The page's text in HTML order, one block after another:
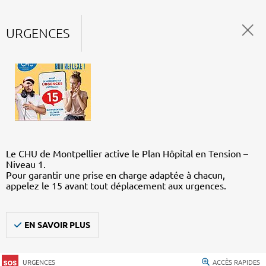
URGENCES
Le CHU de Montpellier active le Plan Hôpital en Tension –
Niveau 1.
Pour garantir une prise en charge adaptée à chacun,
appelez le 15 avant tout déplacement aux urgences.
EN SAVOIR PLUS
URGENCES ACCÈS RAPIDES